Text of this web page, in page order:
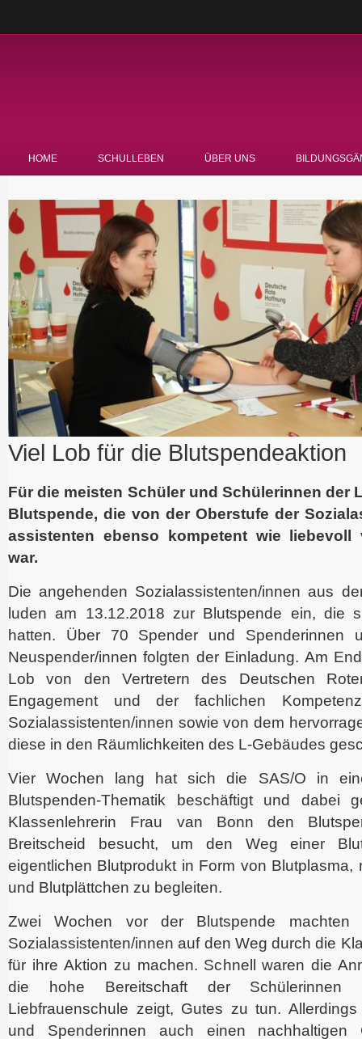
HOME SCHULLEBEN ÜBER UNS
Viel Lob für die Blutspendeaktion
Für die meisten Schüler und Schülerinnen der
Blutspende, die von der Oberstufe der
assistenten ebenso kompetent wie liebevoll
war.
Die angehenden Sozialassistenten/innen aus
luden am 13.12.2018 zur Blutspende ein, die
hatten. Über 70 Spender und Spenderinnen
Neuspender/innen folgten der Einladung. Am
Lob von den Vertretern des Deutschen
Engagement und der fachlichen
Sozialassistenten/innen sowie von dem
diese in den Räumlichkeiten des L-Gebäudes
Vier Wochen lang hat sich die SAS/O in
Blutspenden-Thematik beschäftigt und dabei
Klassenlehrerin Frau van Bonn den
Breitscheid besucht, um den Weg einer
eigentlichen Blutprodukt in Form von Blutplasma,
und Blutplättchen zu begleiten.
Zwei Wochen vor der Blutspende
Sozialassistenten/innen auf den Weg durch die
für ihre Aktion zu machen. Schnell waren die
die hohe Bereitschaft der
Liebfrauenschule zeigt, Gutes zu tun.
und Spenderinnen auch einen nachhaltigen